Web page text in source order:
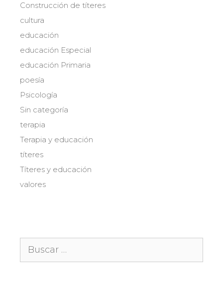
Construcción de títeres
cultura
educación
educación Especial
educación Primaria
poesía
Psicología
Sin categoría
terapia
Terapia y educación
títeres
Títeres y educación
valores